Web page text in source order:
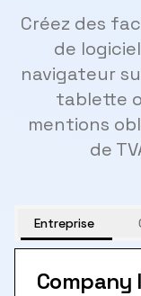
Créez des
de
navigateur
tablette
mentions
de
Entreprise
Company